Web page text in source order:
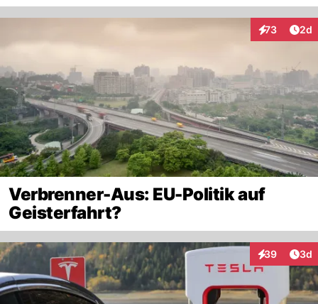
73
Interaktionen
2d
Verbrenner-Aus: EU-Politik auf
Geisterfahrt?
39
Interaktionen
3d